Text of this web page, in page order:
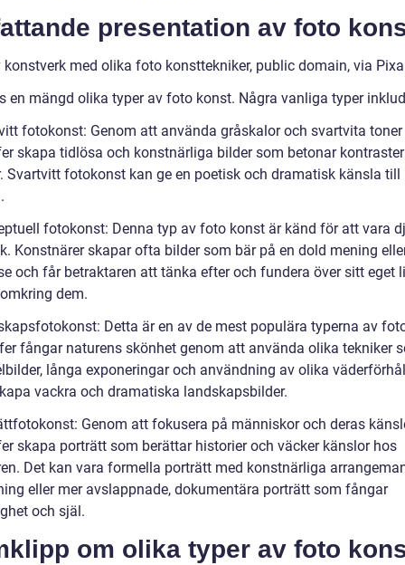
presentation av foto
konstverk med olika foto konsttekniker, public domain, via
en mängd olika typer av foto konst. Några vanliga typer
fotokonst: Genom att använda gråskalor och svartvita
skapa tidlösa och konstnärliga bilder som betonar
Svartvitt fotokonst kan ge en poetisk och dramatisk känsla till
fotokonst: Denna typ av foto konst är känd för att vara
Konstnärer skapar ofta bilder som bär på en dold mening
och får betraktaren att tänka efter och fundera över sitt eget
dem.
Detta är en av de mest populära typerna av
fångar naturens skönhet genom att använda olika tekniker
långa exponeringar och användning av olika
vackra och dramatiska landskapsbilder.
Genom att fokusera på människor och deras
skapa porträtt som berättar historier och väcker känslor hos
Det kan vara formella porträtt med konstnärliga
eller mer avslappnade, dokumentära porträtt som fångar
och själ.
om olika typer av foto